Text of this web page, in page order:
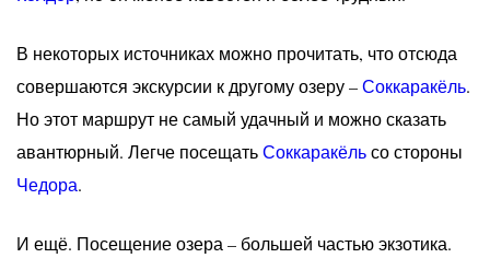
В некоторых источниках можно прочитать, что отсюда
совершаются экскурсии к другому озеру –Соккаракёль.
Но этот маршрут не самый удачный и можно сказать
авантюрный. Легче посещатьСоккаракёльсо стороны
Чедора.
И ещё. Посещение озера – большей частью экзотика.